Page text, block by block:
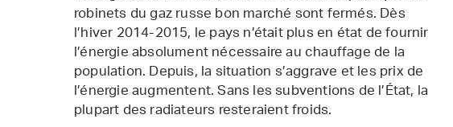
robinets du gaz russe bon marché sont fermés. Dès
l’hiver 2014-2015, le pays n’était plus en état de fournir
l’énergie absolument nécessaire au chauffage de la
population. Depuis, la situation s’aggrave et les prix de
l’énergie augmentent. Sans les subventions de l’État, la
plupart des radiateurs resteraient froids.